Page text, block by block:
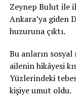
Zeynep Bulut ile
Ankara’ya giden
huzuruna çıktı.
Bu anların sosyal
ailenin hikâyesi
Yüzlerindeki
kişiye umut oldu.